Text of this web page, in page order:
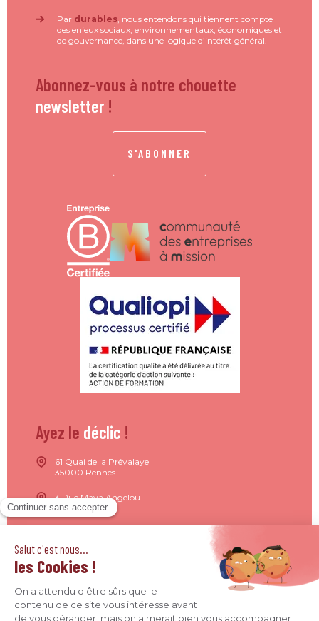
Par durables , nous entendons qui tiennent compte
des enjeux sociaux, environnementaux, économiques et
de gouvernance, dans une logique d’intérêt général.
Abonnez-vous à notre chouette
newsletter !
S'ABONNER
Ayez le déclic !
61 Quai de la Prévalaye
35000 Rennes
3 Rue Maya Angelou
44200 Nantes
4 Quai Jean Moulin
09 71 37 26 34